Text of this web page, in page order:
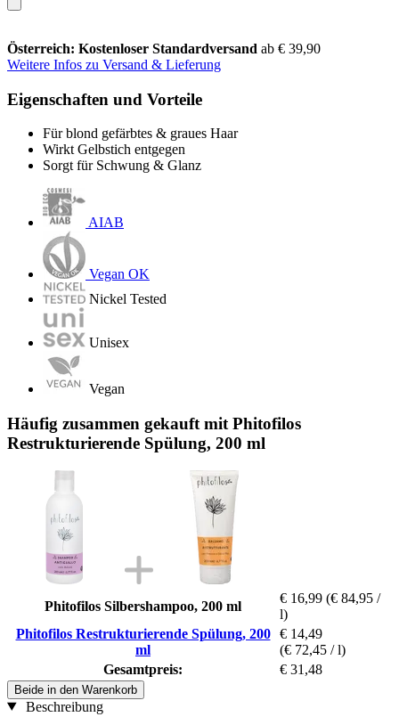
Österreich: Kostenloser Standardversand ab € 39,90
Weitere Infos zu Versand & Lieferung
Eigenschaften und Vorteile
Für blond gefärbtes & graues Haar
Wirkt Gelbstich entgegen
Sorgt für Schwung & Glanz
AIAB
Vegan OK
Nickel Tested
Unisex
Vegan
Häufig zusammen gekauft mit Phitofilos
Restrukturierende Spülung, 200 ml
Phitofilos Silbershampoo, 200 ml
€ 16,99 (€ 84,95 /
l)
Phitofilos Restrukturierende Spülung, 200
ml
€ 14,49
(€ 72,45 / l)
Gesamtpreis:
€ 31,48
Beide in den Warenkorb
Beschreibung